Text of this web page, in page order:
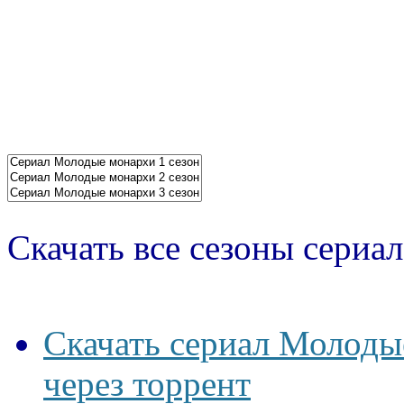
Скачать все сезоны
Скачать сериал
через торрент